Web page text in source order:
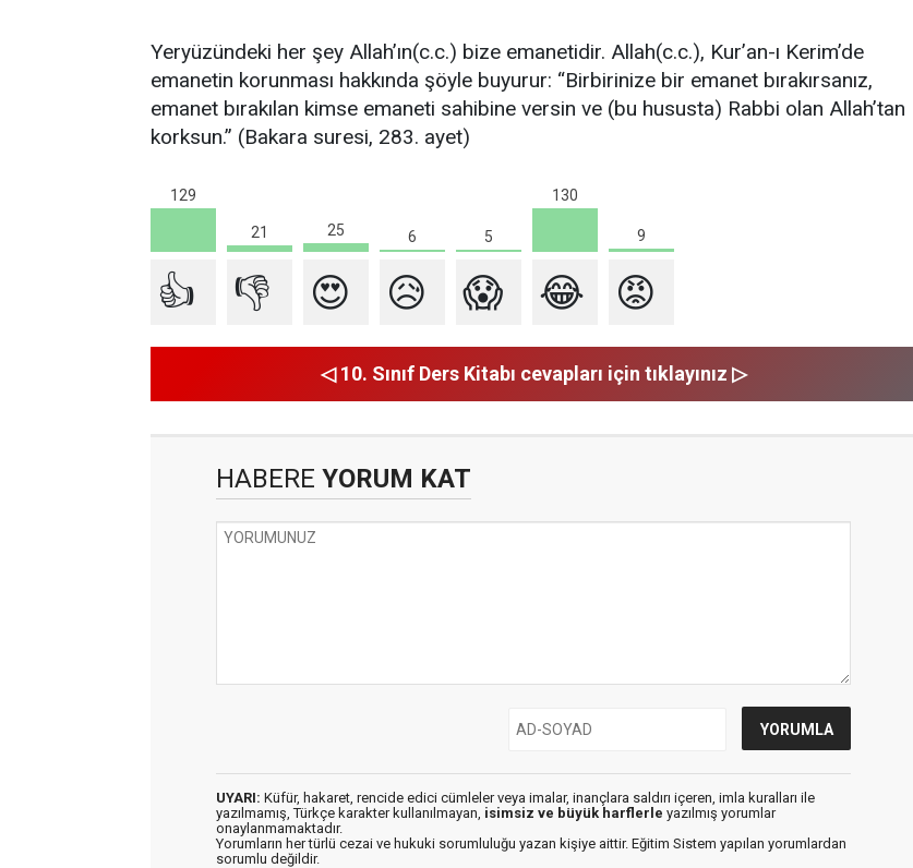
Yeryüzündeki her şey Allah’ın(c.c.) bize emanetidir. Allah(c.c.), Kur’an-ı Kerim’de
emanetin korunması hakkında şöyle buyurur: “Birbirinize bir emanet bırakırsanız,
emanet bırakılan kimse emaneti sahibine versin ve (bu hususta) Rabbi olan Allah’tan
korksun.” (Bakara suresi, 283. ayet)
129
21 25 6 5
130
9
👍 👎 😍 😥 😱 😂 😡
◁ 10. Sınıf Ders Kitabı cevapları için tıklayınız ▷
HABERE YORUM KAT
UYARI: Küfür, hakaret, rencide edici cümleler veya imalar, inançlara saldırı içeren, imla kuralları ile
yazılmamış, Türkçe karakter kullanılmayan, isimsiz ve büyük harflerle yazılmış yorumlar
onaylanmamaktadır.
Yorumların her türlü cezai ve hukuki sorumluluğu yazan kişiye aittir. Eğitim Sistem yapılan yorumlardan
sorumlu değildir.